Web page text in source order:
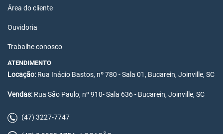
Área do cliente
Ouvidoria
Trabalhe conosco
ATENDIMENTO
Locação: Rua Inácio Bastos, nº 780 - Sala 01, Bucarein, Joinville, SC
Vendas: Rua São Paulo, nº 910- Sala 636 - Bucarein, Joinville, SC
(47) 3227-7747